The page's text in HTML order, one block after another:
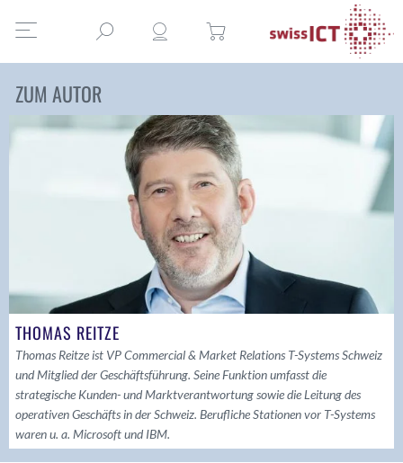
ZUM AUTOR
THOMAS REITZE
Thomas Reitze ist VP Commercial & Market Relations T-Systems Schweiz
und Mitglied der Geschäftsführung. Seine Funktion umfasst die
strategische Kunden- und Marktverantwortung sowie die Leitung des
operativen Geschäfts in der Schweiz. Berufliche Stationen vor T-Systems
waren u. a. Microsoft und IBM.